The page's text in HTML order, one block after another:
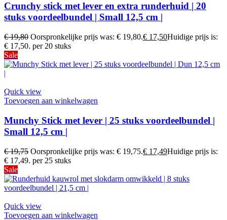
Crunchy stick met lever en extra runderhuid | 20
stuks voordeelbundel | Small 12,5 cm |
€19,80 Oorspronkelijke prijs was: € 19,80.€ 17,50Huidige prijs is:
€ 17,50. per 20 stuks
Sale
Quick view
Toevoegen aan winkelwagen
Munchy Stick met lever | 25 stuks voordeelbundel |
Small 12,5 cm |
€19,75 Oorspronkelijke prijs was: € 19,75.€ 17,49Huidige prijs is:
€ 17,49. per 25 stuks
Sale
Quick view
Toevoegen aan winkelwagen